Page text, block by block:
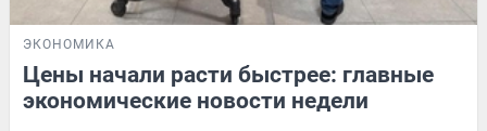
ЭКОНОМИКА
Цены начали расти быстрее: главные
экономические новости недели